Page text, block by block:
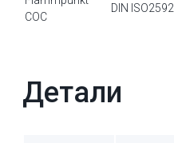
COC
DIN ISO2592
Детали